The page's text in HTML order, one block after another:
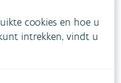
cookies en hoe u
intrekken, vindt u